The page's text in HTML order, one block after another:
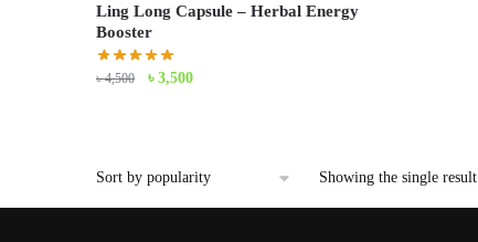
Ling Long Capsule – Herbal Energy
Booster
৳4,500
Original
৳ 3,500Current
Showing the single result